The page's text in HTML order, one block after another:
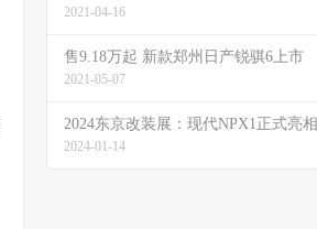
2021-04-16
售9.18万起 新款郑州日产锐骐6上市
2021-05-07
2024东京改装展：现代NPX1正式亮相
2024-01-14